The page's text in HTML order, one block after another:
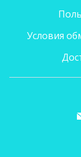
Условия